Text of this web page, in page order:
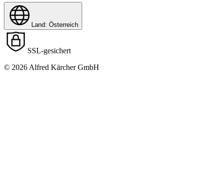
Land: Österreich
SSL-gesichert
© 2026 Alfred Kärcher GmbH